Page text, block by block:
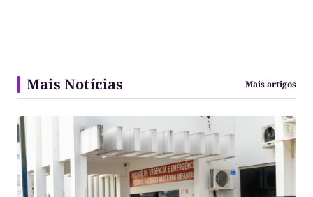
Mais Notícias Mais artigos